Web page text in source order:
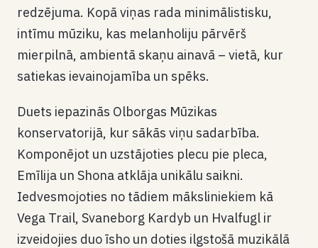
redzējuma. Kopā viņas rada minimālistisku,
intīmu mūziku, kas melanholiju pārvērš
mierpilnā, ambientā skaņu ainavā – vietā, kur
satiekas ievainojamība un spēks.
Duets iepazinās Olborgas Mūzikas
konservatorijā, kur sākās viņu sadarbība.
Komponējot un uzstājoties plecu pie pleca,
Emīlija un Shona atklāja unikālu saikni.
Iedvesmojoties no tādiem māksliniekiem kā
Vega Trail, Svaneborg Kardyb un Hvalfugl ir
izveidojies duo īsho un doties ilgstošā muzikālā